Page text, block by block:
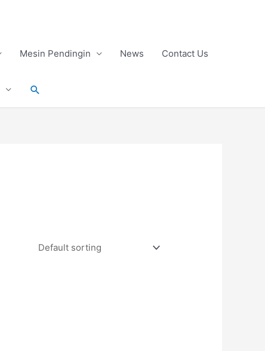
Mesin Pendingin News Contact Us
Search